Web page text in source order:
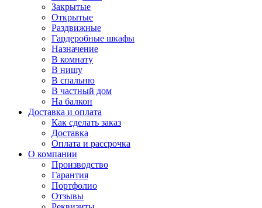
Закрытые
Открытые
Раздвижные
Гардеробные шкафы
Назначение
В комнату
В нишу
В спальню
В частный дом
На балкон
Доставка и оплата
Как сделать заказ
Доставка
Оплата и рассрочка
О компании
Производство
Гарантия
Портфолио
Отзывы